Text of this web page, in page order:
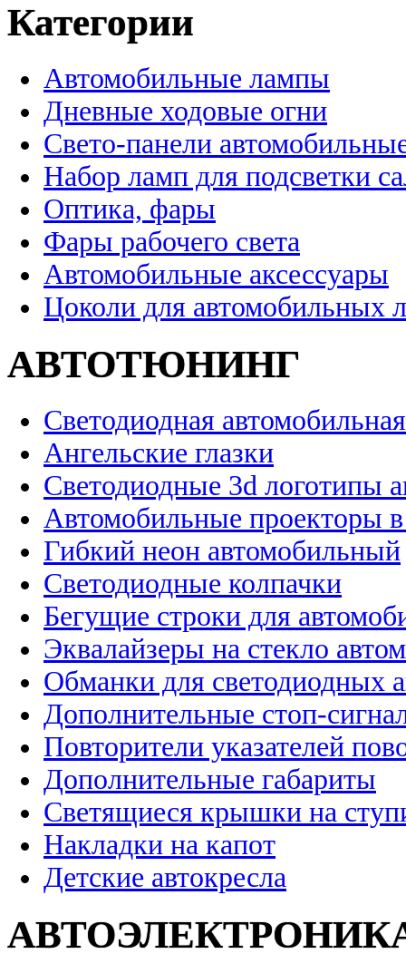
Категории
Автомобильные лампы
Дневные ходовые огни
Свето-панели
Набор ламп для подсветки
Оптика, фары
Фары рабочего света
Автомобильные аксессуары
Цоколи для автомобильных
АВТОТЮНИНГ
Светодиодная
Ангельские глазки
Светодиодные 3d логотипы
Автомобильные проекторы
Гибкий неон автомобильный
Светодиодные колпачки
Бегущие строки для
Эквалайзеры на стекло
Обманки для светодиодных
Дополнительные стоп-
Повторители указателей
Дополнительные габариты
Светящиеся крышки на
Накладки на капот
Детские автокресла